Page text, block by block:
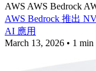
AWS AWS Bedrock
AWS Bedrock 推出
AI 應用
March 13, 2026 • 1 min